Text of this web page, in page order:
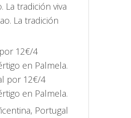
La tradición viva
12€/4
en Palmela.
Portugal